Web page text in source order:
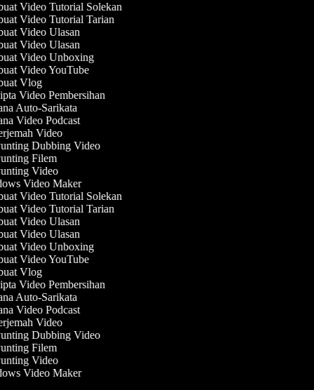
Video Tutorial Solekan
Video Tutorial Tarian
Video Ulasan
Video Ulasan
Video Unboxing
Video YouTube
Vlog
Video Pembersihan
Auto-Sarikata
Video Podcast
Video
Dubbing Video
Filem
Video
Video Maker
Video Tutorial Solekan
Video Tutorial Tarian
Video Ulasan
Video Ulasan
Video Unboxing
Video YouTube
Vlog
Video Pembersihan
Auto-Sarikata
Video Podcast
Video
Dubbing Video
Filem
Video
Video Maker